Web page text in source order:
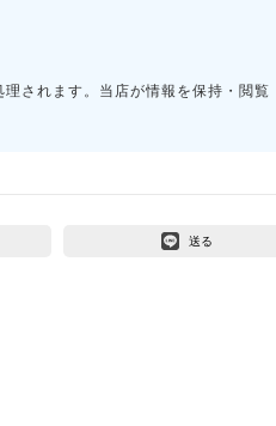
されます。当店が情報を保持・閲覧
送る